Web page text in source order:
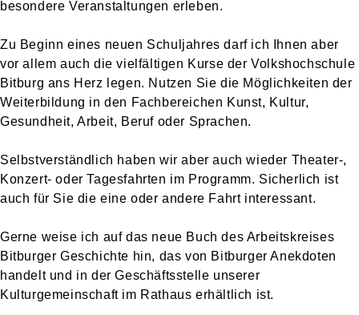
besondere Veranstaltungen erleben.
Zu Beginn eines neuen Schuljahres darf ich Ihnen aber
vor allem auch die vielfältigen Kurse der Volkshochschule
Bitburg ans Herz legen. Nutzen Sie die Möglichkeiten der
Weiterbildung in den Fachbereichen Kunst, Kultur,
Gesundheit, Arbeit, Beruf oder Sprachen.
Selbstverständlich haben wir aber auch wieder Theater-,
Konzert- oder Tagesfahrten im Programm. Sicherlich ist
auch für Sie die eine oder andere Fahrt interessant.
Gerne weise ich auf das neue Buch des Arbeitskreises
Bitburger Geschichte hin, das von Bitburger Anekdoten
handelt und in der Geschäftsstelle unserer
Kulturgemeinschaft im Rathaus erhältlich ist.